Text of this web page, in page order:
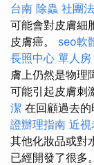
台南 除蟲 社團
可能會對皮膚細
皮膚癌。 seo軟
長照中心 單人房
膚上仍然是物理
可能引起皮膚刺
潔 在回顧過去
證辦理指南 近視
其他化妝品或對
已經開發了很多